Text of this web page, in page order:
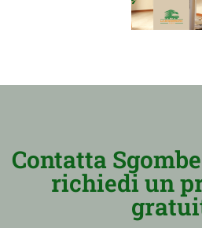
Contatta
richiedi un